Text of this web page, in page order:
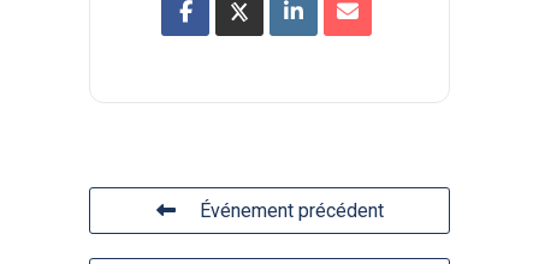
Événement précédent